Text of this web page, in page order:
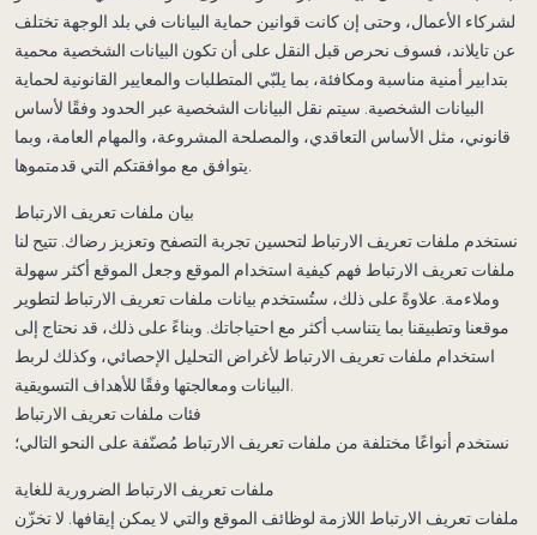
لشركاء الأعمال، وحتى إن كانت قوانين حماية البيانات في بلد الوجهة تختلف
عن تايلاند، فسوف نحرص قبل النقل على أن تكون البيانات الشخصية محمية
بتدابير أمنية مناسبة ومكافئة، بما يلبّي المتطلبات والمعايير القانونية لحماية
البيانات الشخصية. سيتم نقل البيانات الشخصية عبر الحدود وفقًا لأساس
قانوني، مثل الأساس التعاقدي، والمصلحة المشروعة، والمهام العامة، وبما
يتوافق مع موافقتكم التي قدمتموها.
بيان ملفات تعريف الارتباط
نستخدم ملفات تعريف الارتباط لتحسين تجربة التصفح وتعزيز رضاك. تتيح لنا
ملفات تعريف الارتباط فهم كيفية استخدام الموقع وجعل الموقع أكثر سهولة
وملاءمة. علاوةً على ذلك، ستُستخدم بيانات ملفات تعريف الارتباط لتطوير
موقعنا وتطبيقنا بما يتناسب أكثر مع احتياجاتك. وبناءً على ذلك، قد نحتاج إلى
استخدام ملفات تعريف الارتباط لأغراض التحليل الإحصائي، وكذلك لربط
البيانات ومعالجتها وفقًا للأهداف التسويقية.
فئات ملفات تعريف الارتباط
نستخدم أنواعًا مختلفة من ملفات تعريف الارتباط مُصنّفة على النحو التالي؛
ملفات تعريف الارتباط الضرورية للغاية
ملفات تعريف الارتباط اللازمة لوظائف الموقع والتي لا يمكن إيقافها. لا تخزّن